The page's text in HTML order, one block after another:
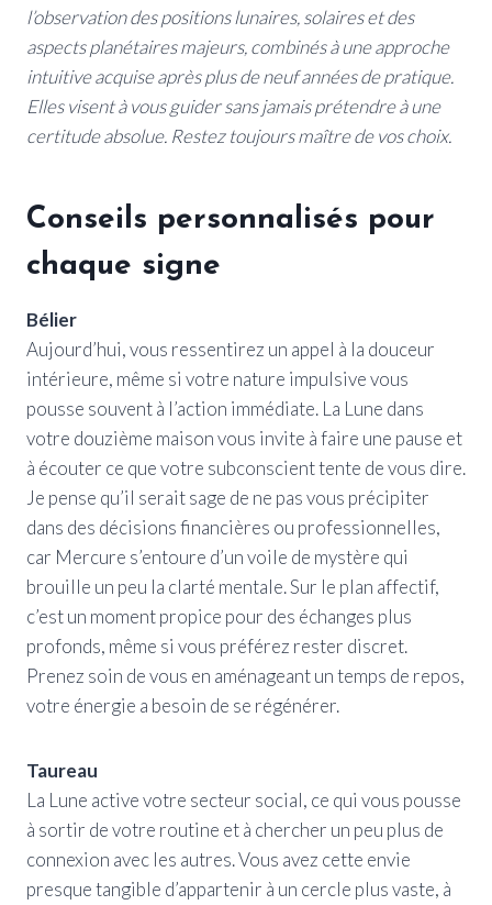
l’observation des positions lunaires, solaires et des
aspects planétaires majeurs, combinés à une approche
intuitive acquise après plus de neuf années de pratique.
Elles visent à vous guider sans jamais prétendre à une
certitude absolue. Restez toujours maître de vos choix.
Conseils personnalisés pour
chaque signe
Bélier
Aujourd’hui, vous ressentirez un appel à la douceur
intérieure, même si votre nature impulsive vous
pousse souvent à l’action immédiate. La Lune dans
votre douzième maison vous invite à faire une pause et
à écouter ce que votre subconscient tente de vous dire.
Je pense qu’il serait sage de ne pas vous précipiter
dans des décisions financières ou professionnelles,
car Mercure s’entoure d’un voile de mystère qui
brouille un peu la clarté mentale. Sur le plan affectif,
c’est un moment propice pour des échanges plus
profonds, même si vous préférez rester discret.
Prenez soin de vous en aménageant un temps de repos,
votre énergie a besoin de se régénérer.
Taureau
La Lune active votre secteur social, ce qui vous pousse
à sortir de votre routine et à chercher un peu plus de
connexion avec les autres. Vous avez cette envie
presque tangible d’appartenir à un cercle plus vaste, à